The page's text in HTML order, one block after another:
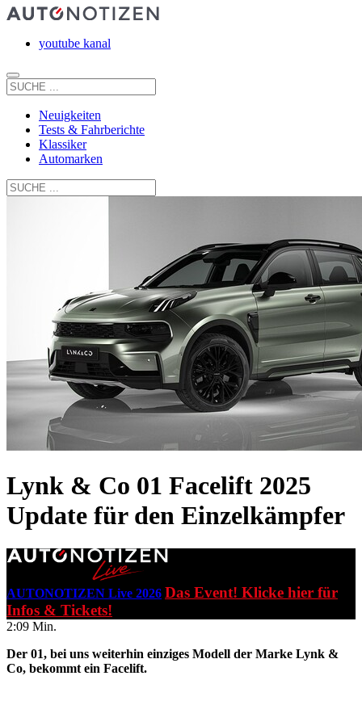
youtube kanal
Neuigkeiten
Tests & Fahrberichte
Klassiker
Automarken
Lynk & Co 01 Facelift 2025
Update für den Einzelkämpfer
AUTONOTIZEN Live 2026 Das Event! Klicke hier für
Infos & Tickets!
2:09 Min.
Der 01, bei uns weiterhin einziges Modell der Marke Lynk &
Co, bekommt ein Facelift.